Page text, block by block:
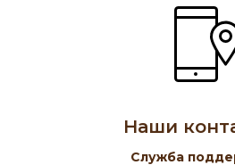
Наши
Служба